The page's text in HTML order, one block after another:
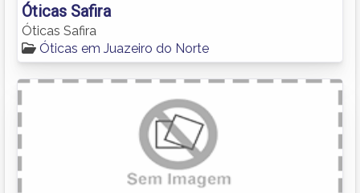
Óticas Safira
Óticas Safira
Óticas em Juazeiro do Norte